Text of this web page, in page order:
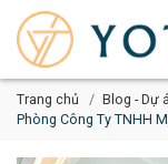
Trang chủ Blog - Dự
Phòng Công Ty TNHH